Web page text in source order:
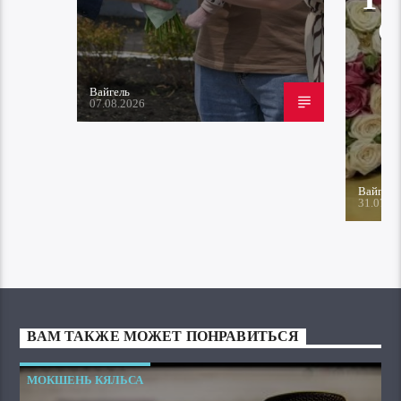
Вайгель
07.08.2026
Вайгель
ВАМ ТАКЖЕ МОЖЕТ ПОНРАВИТЬСЯ
МОКШЕНЬ КЯЛЬСА